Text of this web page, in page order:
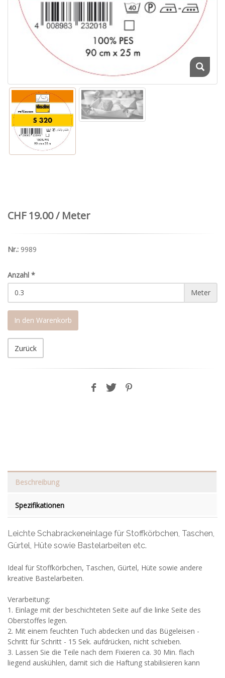
CHF 19.00 / Meter
Nr.: 9989
Anzahl *
Meter
In den Warenkorb
Zurück
Beschreibung
Spezifikationen
Leichte Schabrackeneinlage für Stoffkörbchen, Taschen,
Gürtel, Hüte sowie Bastelarbeiten etc.
Ideal für Stoffkörbchen, Taschen, Gürtel, Hüte sowie andere
kreative Bastelarbeiten.
Verarbeitung:
1. Einlage mit der beschichteten Seite auf die linke Seite des
Oberstoffes legen.
2. Mit einem feuchten Tuch abdecken und das Bügeleisen -
Schritt für Schritt - 15 Sek. aufdrücken, nicht schieben.
3. Lassen Sie die Teile nach dem Fixieren ca. 30 Min. flach
liegend auskühlen, damit sich die Haftung stabilisieren kann